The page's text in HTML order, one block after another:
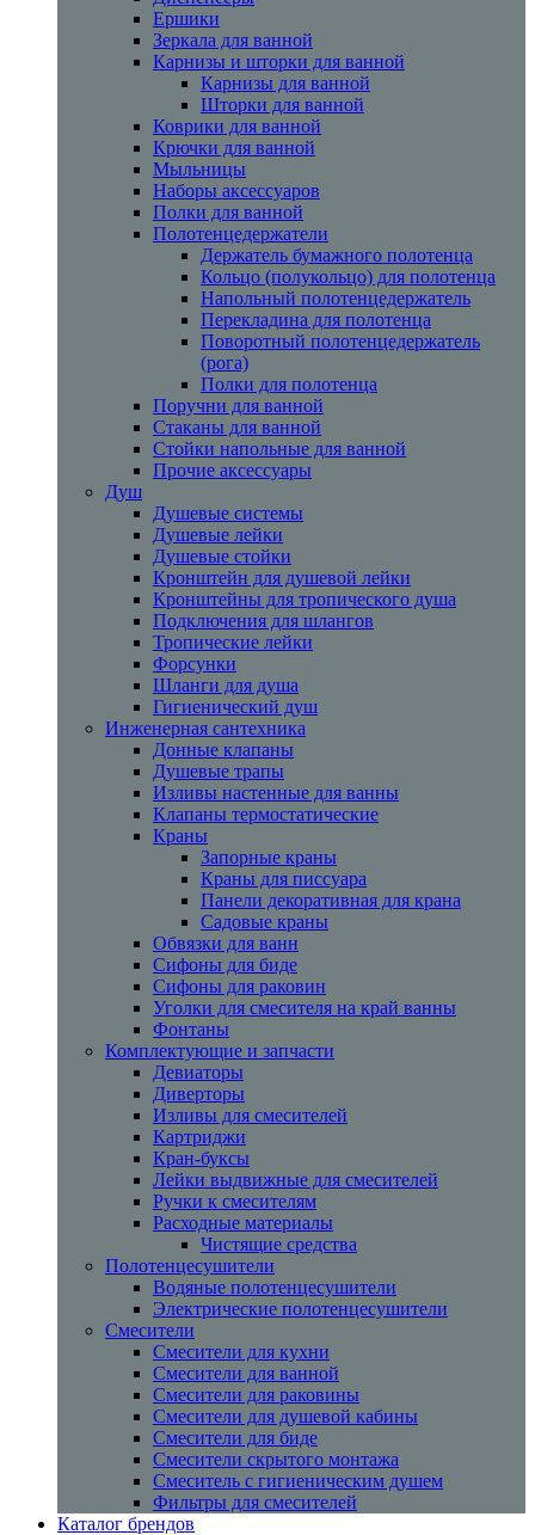
Ершики
Зеркала для ванной
Карнизы и шторки для ванной
Карнизы для ванной
Шторки для ванной
Коврики для ванной
Крючки для ванной
Мыльницы
Наборы аксессуаров
Полки для ванной
Полотенцедержатели
Держатель бумажного полотенца
Кольцо (полукольцо) для полотенца
Напольный полотенцедержатель
Перекладина для полотенца
Поворотный полотенцедержатель
(рога)
Полки для полотенца
Поручни для ванной
Стаканы для ванной
Стойки напольные для ванной
Прочие аксессуары
Душ
Душевые системы
Душевые лейки
Душевые стойки
Кронштейн для душевой лейки
Кронштейны для тропического душа
Подключения для шлангов
Тропические лейки
Форсунки
Шланги для душа
Гигиенический душ
Инженерная сантехника
Донные клапаны
Душевые трапы
Изливы настенные для ванны
Клапаны термостатические
Краны
Запорные краны
Краны для писсуара
Панели декоративная для крана
Садовые краны
Обвязки для ванн
Сифоны для биде
Сифоны для раковин
Уголки для смесителя на край ванны
Фонтаны
Комплектующие и запчасти
Девиаторы
Диверторы
Изливы для смесителей
Картриджи
Кран-буксы
Лейки выдвижные для смесителей
Ручки к смесителям
Расходные материалы
Чистящие средства
Полотенцесушители
Водяные полотенцесушители
Электрические полотенцесушители
Смесители
Смесители для кухни
Смесители для ванной
Смесители для раковины
Смесители для душевой кабины
Смесители для биде
Смесители скрытого монтажа
Смеситель с гигиеническим душем
Фильтры для смесителей
Каталог брендов